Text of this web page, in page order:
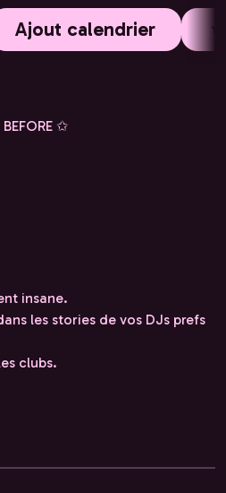
Ajout calendrier
BEFORE ✩
insane.
les stories de vos DJs prefs
clubs.